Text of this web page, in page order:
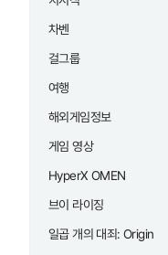
차벤
걸그룹
여행
해외게임정보
게임 영상
HyperX OMEN
브이 라이징
일곱 개의 대죄: Origin